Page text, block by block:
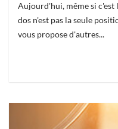
Aujourd'hui, même si c'est
dos n'est pas la seule
vous propose d'autres...